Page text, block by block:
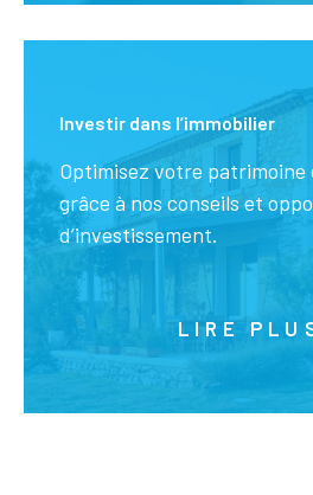
Investir dans l’immobilier
Optimisez votre
grâce à nos conseils et
d’investissement.
LIRE